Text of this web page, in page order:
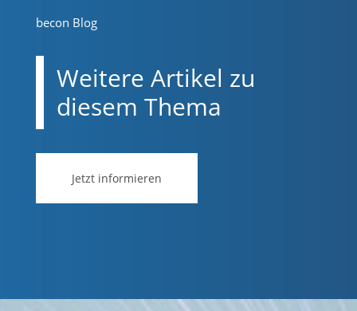
becon Blog
Weitere Artikel zu
diesem Thema
Jetzt informieren